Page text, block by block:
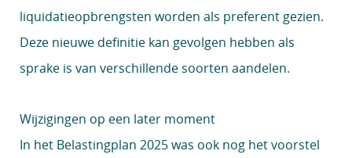
liquidatieopbrengsten worden als preferent gezien.
Deze nieuwe definitie kan gevolgen hebben als
sprake is van verschillende soorten aandelen.
Wijzigingen op een later moment
In het Belastingplan 2025 was ook nog het voorstel